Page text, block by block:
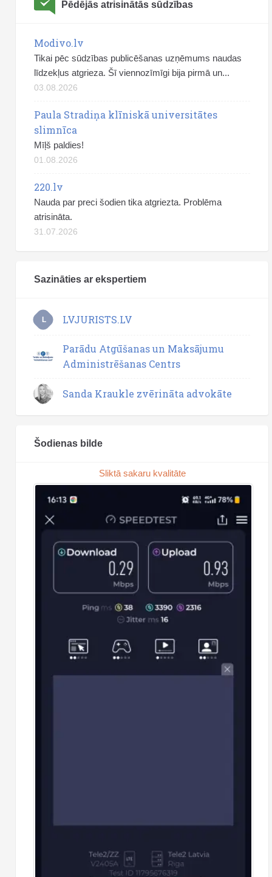
Pēdējās atrisinātās sūdzības
Modivo.lv
Tikai pēc sūdzības publicēšanas uzņēmums naudas
līdzekļus atgrieza. Šī viennozīmīgi bija pirmā un...
03.08.2026
Paula Stradiņa klīniskā universitātes
slimnīca
Mīļš paldies!
01.08.2026
220.lv
Nauda par preci šodien tika atgriezta. Problēma
atrisināta.
31.07.2026
Sazināties ar ekspertiem
L LVJURISTS.LV
Parādu Atgūšanas un Maksājumu
Administrēšanas Centrs
Sanda Kraukle zvērināta advokāte
Šodienas bilde
Sliktā sakaru kvalitāte